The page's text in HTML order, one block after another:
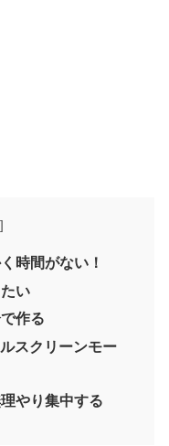
時間がない！
い
作る
スクリーンモー
やり集中する